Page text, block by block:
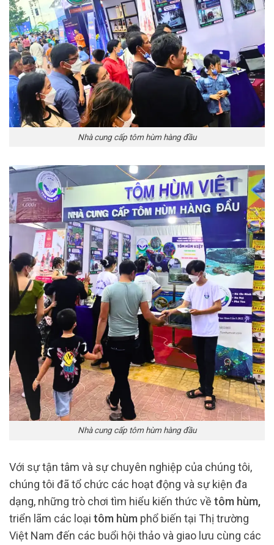
Nhà cung cấp tôm hùm hàng đầu
Nhà cung cấp tôm hùm hàng đầu
Với sự tận tâm và sự chuyên nghiệp của chúng tôi,
chúng tôi đã tổ chức các hoạt động và sự kiện đa
dạng, những trò chơi tìm hiểu kiến thức về tôm hùm,
triển lãm các loại tôm hùm phổ biến tại Thị trường
Việt Nam đến các buổi hội thảo và giao lưu cùng các